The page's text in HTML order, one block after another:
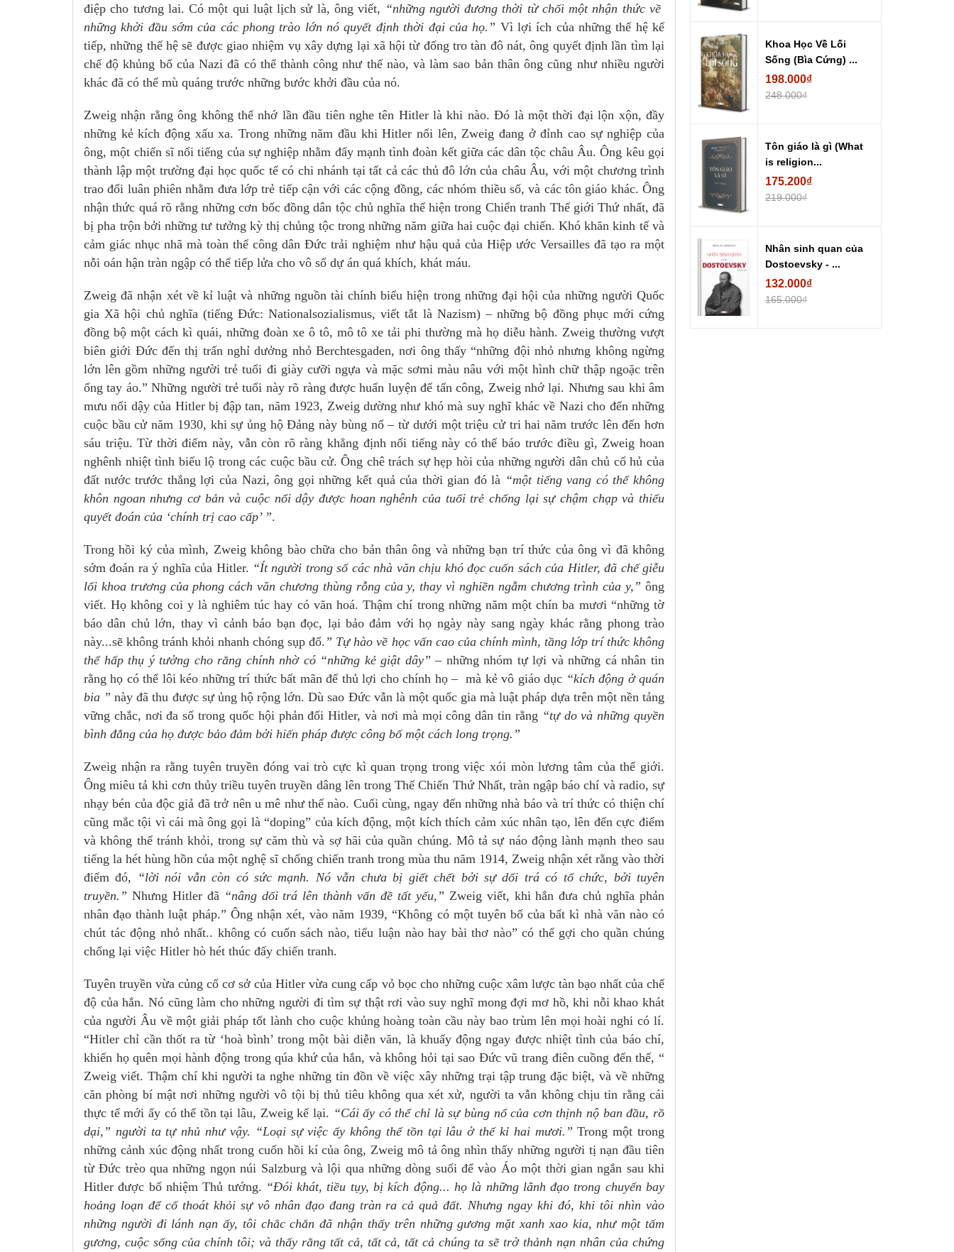
điệp cho tương lai. Có một qui luật lịch sử là, ông viết, “những người đương thời từ chối một nhận thức về
những khởi đầu sớm của các phong trào lớn nó quyết định thời đại của họ.” Vì lợi ích của những thế hệ kế
tiếp, những thế hệ sẽ được giao nhiệm vụ xây dựng lại xã hội từ đống tro tàn đô nát, ông quyết định lần tìm lại
chế độ khủng bố của Nazi đã có thể thành công như thế nào, và làm sao bản thân ông cũng như nhiều người
khác đã có thể mù quáng trước những bước khởi đầu của nó.
Zweig nhận rằng ông không thể nhớ lần đầu tiên nghe tên Hitler là khi nào. Đó là một thời đại lộn xộn, đầy
những kẻ kích động xấu xa. Trong những năm đầu khi Hitler nổi lên, Zweig đang ở đỉnh cao sự nghiệp của
ông, một chiến sĩ nổi tiếng của sự nghiệp nhằm đẩy mạnh tình đoàn kết giữa các dân tộc châu Âu. Ông kêu gọi
thành lập một trường đại học quốc tế có chi nhánh tại tất cả các thủ đô lớn của châu Âu, với một chương trình
trao đổi luân phiên nhằm đưa lớp trẻ tiếp cận với các cộng đồng, các nhóm thiều số, và các tôn giáo khác. Ông
nhận thức quá rõ rằng những cơn bốc đồng dân tộc chủ nghĩa thể hiện trong Chiến tranh Thế giới Thứ nhất, đã
bị pha trộn bởi những tư tưởng kỳ thị chủng tộc trong những năm giữa hai cuộc đại chiến. Khó khăn kinh tế và
cảm giác nhục nhã mà toàn thể công dân Đức trải nghiệm như hậu quả của Hiệp ước Versailles đã tạo ra một
nỗi oán hận tràn ngập có thể tiếp lửa cho vô số dự án quá khích, khát máu.
Zweig đã nhận xét về kỉ luật và những nguồn tài chính biểu hiện trong những đại hội của những người Quốc
gia Xã hội chủ nghĩa (tiếng Đức: Nationalsozialismus, viết tắt là Nazism) – những bộ đồng phục mới cứng
đồng bộ một cách kì quái, những đoàn xe ô tô, mô tô xe tải phi thường mà họ diễu hành. Zweig thường vượt
biên giới Đức đến thị trấn nghỉ dưởng nhỏ Berchtesgaden, nơi ông thấy “những đội nhỏ nhưng không ngừng
lớn lên gồm những người trẻ tuổi đi giày cưỡi ngựa và mặc sơmi màu nâu với một hình chữ thập ngoặc trên
ống tay áo.” Những người trẻ tuổi này rõ ràng được huấn luyện để tấn công, Zweig nhớ lại. Nhưng sau khi âm
mưu nổi dậy của Hitler bị đập tan, năm 1923, Zweig dường như khó mà suy nghĩ khác về Nazi cho đến những
cuộc bầu cử năm 1930, khi sự ủng hộ Đảng này bùng nổ – từ dưới một triệu cử tri hai năm trước lên đến hơn
sáu triệu. Từ thời điểm này, vẫn còn rõ ràng khẳng định nổi tiếng này có thể báo trước điều gì, Zweig hoan
nghênh nhiệt tình biểu lộ trong các cuộc bầu cử. Ông chê trách sự hẹp hòi của những người dân chủ cổ hủ của
đất nước trước thắng lợi của Nazi, ông gọi những kết quả của thời gian đó là “một tiếng vang có thể không
khôn ngoan nhưng cơ bản và cuộc nổi dậy được hoan nghênh của tuổi trẻ chống lại sự chậm chạp và thiếu
quyết đoán của ‘chính trị cao cấp’ ”.
Trong hồi ký của mình, Zweig không bào chữa cho bản thân ông và những bạn trí thức của ông vì đã không
sớm đoán ra ý nghĩa của Hitler. “Ít người trong số các nhà văn chịu khó đọc cuốn sách của Hitler, đã chế giễu
lối khoa trương của phong cách văn chương thùng rỗng của y, thay vì nghiền ngẫm chương trình của y,” ông
viết. Họ không coi y là nghiêm túc hay có văn hoá. Thậm chí trong những năm một chín ba mươi “những tờ
báo dân chủ lớn, thay vì cảnh báo bạn đọc, lại bảo đảm với họ ngày này sang ngày khác rằng phong trào
này...sẽ không tránh khỏi nhanh chóng sụp đổ.” Tự hào về học vấn cao của chính mình, tầng lớp trí thức không
thể hấp thụ ý tưởng cho rằng chính nhờ có “những kẻ giật dây”– những nhóm tự lợi và những cá nhân tin
rằng họ có thể lôi kéo những trí thức bất mãn để thủ lợi cho chính họ – mà kẻ vô giáo dục “kích động ở quán
bia ”này đã thu được sự ủng hộ rộng lớn. Dù sao Đức vẫn là một quốc gia mà luật pháp dựa trên một nền tảng
vững chắc, nơi đa số trong quốc hội phản đối Hitler, và nơi mà mọi công dân tin rằng “tự do và những quyền
bình đẳng của họ được bảo đảm bởi hiến pháp được công bố một cách long trọng.”
Zweig nhận ra rằng tuyên truyền đóng vai trò cực kì quan trọng trong việc xói mòn lương tâm của thế giới.
Ông miêu tả khi cơn thủy triều tuyên truyền dâng lên trong Thế Chiến Thứ Nhất, tràn ngập báo chí và radio, sự
nhạy bén của độc giả đã trở nên u mê như thế nào. Cuối cùng, ngay đến những nhà báo và trí thức có thiện chí
cũng mắc tội vì cái mà ông gọi là “doping” của kích động, một kích thích cảm xúc nhân tạo, lên đến cực điểm
và không thể tránh khỏi, trong sự căm thù và sợ hãi của quần chúng. Mô tả sự náo động lành mạnh theo sau
tiếng la hét hùng hồn của một nghệ sĩ chống chiến tranh trong mùa thu năm 1914, Zweig nhận xét rằng vào thời
điểm đó, “lời nói vẫn còn có sức mạnh. Nó vẫn chưa bị giết chết bởi sự dối trá có tổ chức, bởi tuyên
truyền.” Nhưng Hitler đã “nâng dối trá lên thành vấn đề tất yếu,” Zweig viết, khi hắn đưa chủ nghĩa phản
nhân đạo thành luật pháp.” Ông nhận xét, vào năm 1939, “Không có một tuyên bố của bất kì nhà văn nào có
chút tác động nhỏ nhất.. không có cuốn sách nào, tiểu luận nào hay bài thơ nào” có thể gợi cho quần chúng
chống lại việc Hitler hò hét thúc đẩy chiến tranh.
Tuyên truyền vừa củng cố cơ sở của Hitler vừa cung cấp vỏ bọc cho những cuộc xâm lược tàn bạo nhất của chế
độ của hắn. Nó cũng làm cho những người đi tìm sự thật rơi vào suy nghĩ mong đợi mơ hồ, khi nỗi khao khát
của người Âu về một giải pháp tốt lành cho cuộc khủng hoàng toàn cầu này bao trùm lên mọi hoài nghi có lí.
“Hitler chỉ cần thốt ra từ ‘hoà bình’ trong một bài diễn văn, là khuấy động ngay được nhiệt tình của báo chí,
khiến họ quên mọi hành động trong qúa khứ của hắn, và không hỏi tại sao Đức vũ trang điên cuồng đến thế, “
Zweig viết. Thậm chí khi người ta nghe những tin đồn về việc xây những trại tập trung đặc biệt, và về những
căn phòng bí mật nơi những người vô tội bị thủ tiêu không qua xét xử, người ta vẫn không chịu tin rằng cái
thực tế mới ấy có thể tồn tại lâu, Zweig kể lại. “Cái ấy có thể chỉ là sự bùng nổ của cơn thịnh nộ ban đầu, rồ
dại,” người ta tự nhủ như vậy. “Loại sự việc ấy không thể tồn tại lâu ở thế kỉ hai mươi.”Trong một trong
những cảnh xúc động nhất trong cuốn hồi kí của ông, Zweig mô tả ông nhìn thấy những người tị nạn đầu tiên
từ Đức trèo qua những ngọn núi Salzburg và lội qua những dòng suối để vào Áo một thời gian ngắn sau khi
Hitler được bổ nhiệm Thủ tướng. “Đói khát, tiều tụy, bị kích động... họ là những lãnh đạo trong chuyến bay
hoảng loạn để cố thoát khỏi sự vô nhân đạo đang tràn ra cả quả đất. Nhưng ngay khi đó, khi tôi nhìn vào
những người đi lánh nạn ấy, tôi chắc chắn đã nhận thấy trên những gương mặt xanh xao kia, như một tấm
gương, cuộc sống của chính tôi; và thấy rằng tất cả, tất cả, tất cả chúng ta sẽ trở thảnh nạn nhân của chứng
Khoa Học Về Lối
Sống (Bìa Cứng) ...
198.000₫
248.000₫
Tôn giáo là gì (What
is religion...
175.200₫
219.000₫
Nhân sinh quan của
Dostoevsky - ...
132.000₫
165.000₫